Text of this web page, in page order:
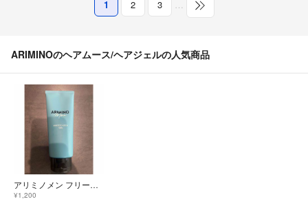
1 2 3 …
ARIMINOのヘアムース/ヘアジェルの人気商品
アリミノメン フリーズキープジェル 200g
¥1,200